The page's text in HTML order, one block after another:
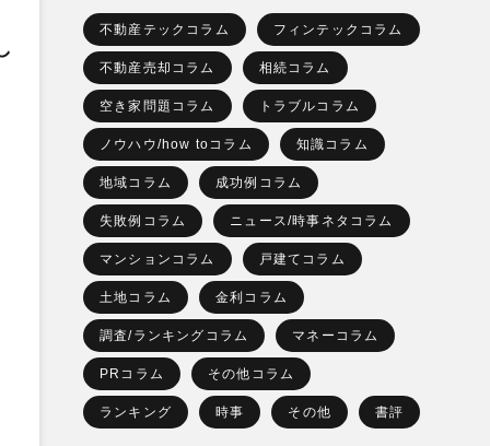
不動産テックコラム フィンテックコラム
不動産売却コラム 相続コラム
空き家問題コラム トラブルコラム
ノウハウ/how toコラム 知識コラム
地域コラム 成功例コラム
失敗例コラム ニュース/時事ネタコラム
マンションコラム 戸建てコラム
土地コラム 金利コラム
調査/ランキングコラム マネーコラム
PRコラム その他コラム
ランキング 時事 その他 書評